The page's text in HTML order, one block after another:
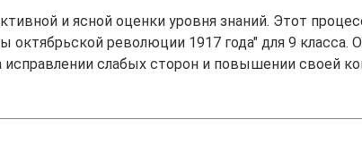
и ясной оценки уровня знаний. Этот
революции 1917 года" для 9
слабых сторон и повышении своей